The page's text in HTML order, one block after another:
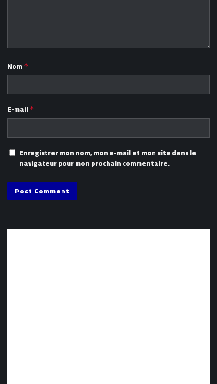
Nom *
E-mail *
Enregistrer mon nom, mon e-mail et mon site dans le
navigateur pour mon prochain commentaire.